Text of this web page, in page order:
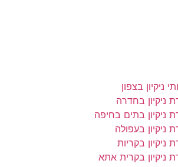
ניקיון בצפון
ניקיון בחדרה
ניקיון בתים בחיפה
ניקיון בעפולה
ניקיון בקריות
ניקיון בקרית אתא